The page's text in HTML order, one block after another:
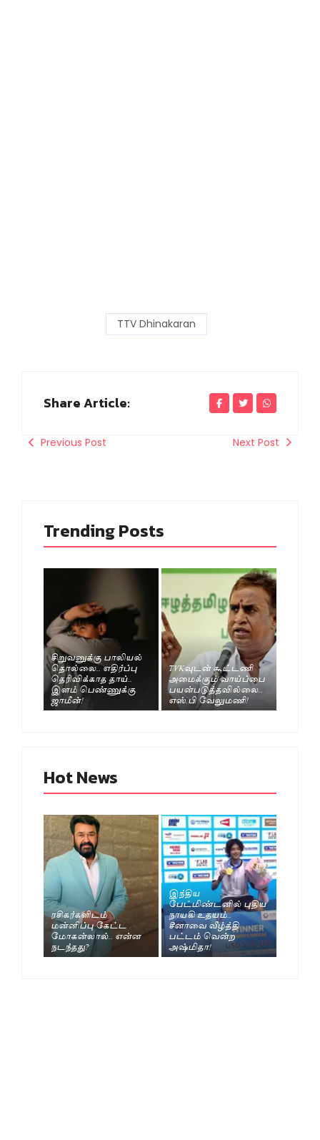
TTV Dhinakaran
Share Article:
Previous Post Next Post
Trending Posts
சிறுவனுக்கு பாலியல்
தொல்லை.. எதிர்ப்பு
தெரிவிக்காத தாய்..
இளம் பெண்ணுக்கு
ஜாமீன்!
TVKவுடன் கூட்டணி
அமைக்கும் வாய்ப்பை
பயன்படுத்தவில்லை..
எஸ்.பி வேலுமணி!
Hot News
ரசிகர்களிடம்
மன்னிப்பு கேட்ட
மோகன்லால்.. என்ன
நடந்தது?
இந்திய
பேட்மிண்டனில் புதிய
நாயகி உதயம்..
சீனாவை வீழ்த்தி
பட்டம் வென்ற
அஷ்மிதா!